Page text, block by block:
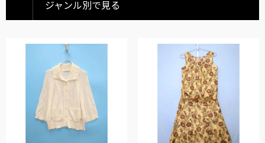
ジャンル別で見る